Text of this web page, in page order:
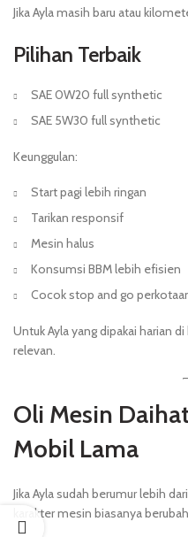
Jika Ayla masih baru atau
Pilihan Terbaik
SAE 0W20 full synthetic
SAE 5W30 full synthetic
Keunggulan:
Start pagi lebih ringan
Tarikan responsif
Mesin halus
Konsumsi BBM lebih efisien
Cocok stop and go
Untuk Ayla yang dipakai harian
relevan.
Oli Mesin
Mobil Lama
Jika Ayla sudah berumur lebih
karakter mesin biasanya